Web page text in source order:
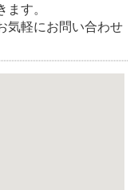
す。
気軽にお問い合わせ